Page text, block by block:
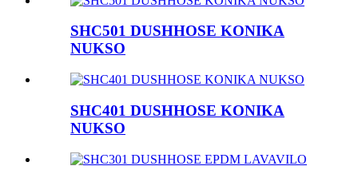
SHC501 DUSHHOSE KONIKA
NUKSO
SHC401 DUSHHOSE KONIKA
NUKSO